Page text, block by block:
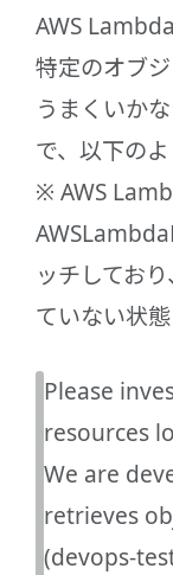
AWS
特定のオブ
うまくいか
で、以下の
※ AWS
ッチしてお
ていない状態
Please
resources
We are
retrieves
(devops-